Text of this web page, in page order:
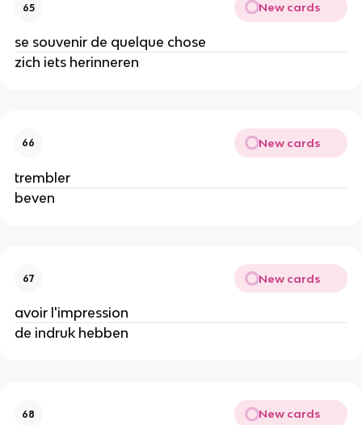
65 New cards
se souvenir de quelque chose
zich iets herinneren
66 New cards
trembler
beven
67 New cards
avoir l'impression
de indruk hebben
68 New cards